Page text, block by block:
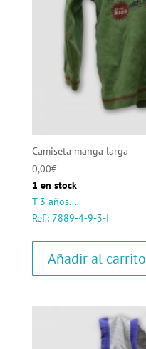
Camiseta manga larga
0,00€
1 en stock
T 3 años...
Ref.: 7889-4-9-3-I
Añadir al carrito